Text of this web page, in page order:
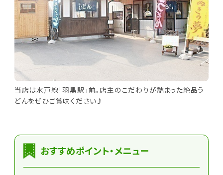
当店は水戸線「羽黒駅」前。店主のこだわりが詰まった絶品う
どんをぜひご賞味ください♪
おすすめポイント・メニュー